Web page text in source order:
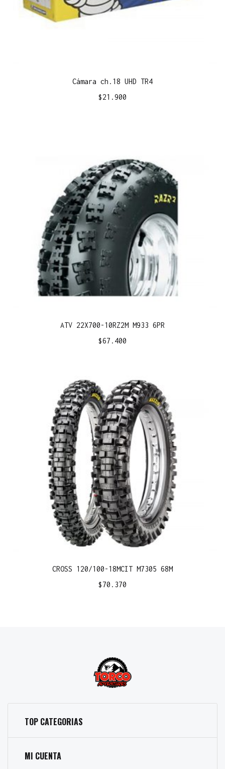
Cámara ch.18 UHD TR4
$21.900
ATV 22X700-10RZ2M M933 6PR
$67.400
CROSS 120/100-18MCIT M7305 68M
$70.370
TOP CATEGORIAS
MI CUENTA